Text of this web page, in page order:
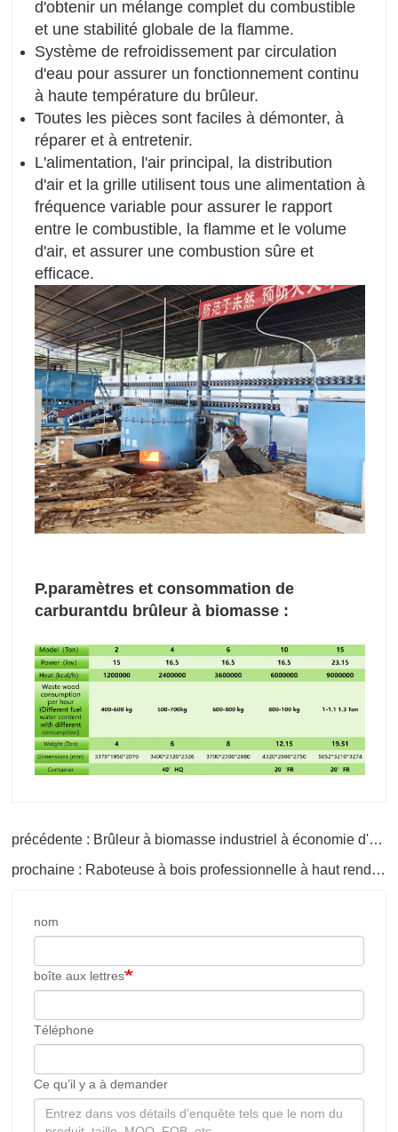
d'obtenir un mélange complet du combustible
et une stabilité globale de la flamme.
Système de refroidissement par circulation
d'eau pour assurer un fonctionnement continu
à haute température du brûleur.
Toutes les pièces sont faciles à démonter, à
réparer et à entretenir.
L'alimentation, l'air principal, la distribution
d'air et la grille utilisent tous une alimentation à
fréquence variable pour assurer le rapport
entre le combustible, la flamme et le volume
d'air, et assurer une combustion sûre et
efficace.
P.paramètres et consommation de
carburantdu brûleur à biomasse :
précédente : Brûleur à biomasse industriel à économie d'énergie pour machine de séchage
prochaine : Raboteuse à bois professionnelle à haut rendement
nom
boîte aux lettres
Téléphone
Ce qu’il y a à demander